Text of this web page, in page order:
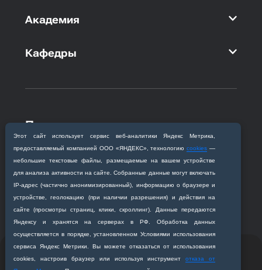
Этот сайт использует сервис веб‑аналитики Яндекс Метрика,
предоставляемый компанией ООО «ЯНДЕКС», технологиюcookies —
небольшие текстовые файлы, размещаемые на вашем устройстве
для анализа активности на сайте. Собранные данные могут включать
IP‑адрес (частично анонимизированный), информацию о браузере и
устройстве, геолокацию (при наличии разрешения) и действия на
сайте (просмотры страниц, клики, скроллинг). Данные передаются
Яндексу и хранятся на серверах в РФ. Обработка данных
осуществляется в порядке, установленном Условиями использования
сервиса Яндекс Метрики. Вы можете отказаться от использования
cookies, настроив браузер или используя инструментотказа от
Академия
Кафедры
Приемная комиссия
Благовещенск, ул. Горького, 95
+7 (4162) 319‒016
abitur@amursma.su
Сведения об образовательной
организации
медицинская академия